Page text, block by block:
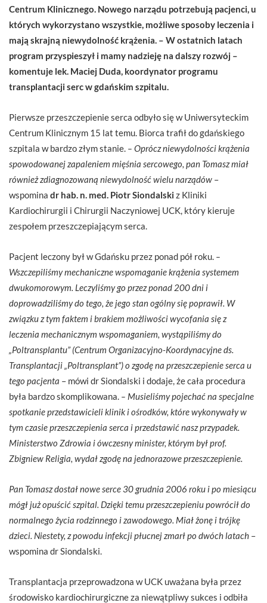
Centrum Klinicznego. Nowego narządu potrzebują pacjenci, u
których wykorzystano wszystkie, możliwe sposoby leczenia i
mają skrajną niewydolność krążenia. – W ostatnich latach
program przyspieszył i mamy nadzieję na dalszy rozwój –
komentuje lek. Maciej Duda, koordynator programu
transplantacji serc w gdańskim szpitalu.
Pierwsze przeszczepienie serca odbyło się w Uniwersyteckim
Centrum Klinicznym 15 lat temu. Biorca trafił do gdańskiego
szpitala w bardzo złym stanie. – Oprócz niewydolności krążenia
spowodowanej zapaleniem mięśnia sercowego, pan Tomasz miał
również zdiagnozowaną niewydolność wielu narządów –
wspomina dr hab. n. med. Piotr Siondalski z Kliniki
Kardiochirurgii i Chirurgii Naczyniowej UCK, który kieruje
zespołem przeszczepiającym serca.
Pacjent leczony był w Gdańsku przez ponad pół roku. –
Wszczepiliśmy mechaniczne wspomaganie krążenia systemem
dwukomorowym. Leczyliśmy go przez ponad 200 dni i
doprowadziliśmy do tego, że jego stan ogólny się poprawił. W
związku z tym faktem i brakiem możliwości wycofania się z
leczenia mechanicznym wspomaganiem, wystąpiliśmy do
„Poltransplantu” (Centrum Organizacyjno-Koordynacyjne ds.
Transplantacji „Poltransplant”) o zgodę na przeszczepienie serca u
tego pacjenta – mówi dr Siondalski i dodaje, że cała procedura
była bardzo skomplikowana. – Musieliśmy pojechać na specjalne
spotkanie przedstawicieli klinik i ośrodków, które wykonywały w
tym czasie przeszczepienia serca i przedstawić nasz przypadek.
Ministerstwo Zdrowia i ówczesny minister, którym był prof.
Zbigniew Religia, wydał zgodę na jednorazowe przeszczepienie.
Pan Tomasz dostał nowe serce 30 grudnia 2006 roku i po miesiącu
mógł już opuścić szpital. Dzięki temu przeszczepieniu powrócił do
normalnego życia rodzinnego i zawodowego. Miał żonę i trójkę
dzieci. Niestety, z powodu infekcji płucnej zmarł po dwóch latach –
wspomina dr Siondalski.
Transplantacja przeprowadzona w UCK uważana była przez
środowisko kardiochirurgiczne za niewątpliwy sukces i odbiła